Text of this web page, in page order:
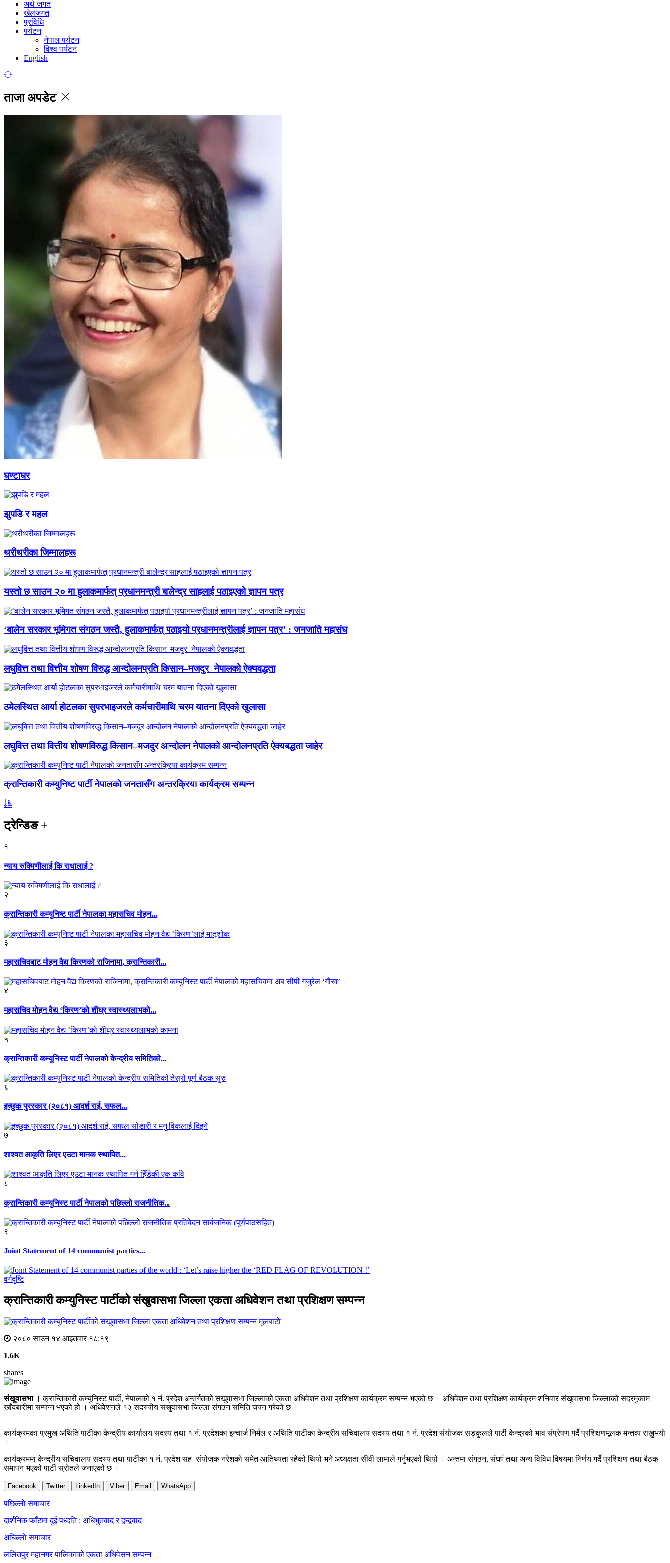
अर्थ जगत
खेलजगत
प्रविधि
पर्यटन
नेपाल पर्यटन
विश्व पर्यटन
English
ताजा अपडेट
घण्टाघर
झुपडि र महल
थरीथरीका जिम्मालहरू
यस्तो छ साउन २० मा हुलाकमार्फत् प्रधानमन्त्री बालेन्द्र साहलाई पठाइएको ज्ञापन पत्र
‘बालेन सरकार भूमिगत संगठन जस्तै, हुलाकमार्फत् पठाइयो प्रधानमन्त्रीलाई ज्ञापन पत्र’ : जनजाति महासंघ
लघुवित्त तथा वित्तीय शोषण विरुद्ध आन्दोलनप्रति किसान–मजदुर नेपालको ऐक्यवद्धता
ठमेलस्थित आर्या होटलका सुपरभाइजरले कर्मचारीमाथि चरम यातना दिएको खुलासा
लघुवित्त तथा वित्तीय शोषणविरुद्ध किसान–मजदुर आन्दोलन नेपालको आन्दोलनप्रति ऐक्यबद्धता जाहेर
क्रान्तिकारी कम्युनिष्ट पार्टी नेपालको जनतासँग अन्तरक्रिया कार्यक्रम सम्पन्न
ट्रेन्डिङ+
१
न्याय रुक्मिणीलाई कि राधालाई ?
२
क्रान्तिकारी कम्युनिष्ट पार्टी नेपालका महासचिव मोहन...
३
महासचिवबाट मोहन वैद्य किरणको राजिनामा, क्रान्तिकारी...
४
महासचिव मोहन वैद्य ‘किरण’को शीघ्र स्वास्थ्यलाभको...
५
क्रान्तिकारी कम्युनिस्ट पार्टी नेपालको केन्द्रीय समितिको...
६
इच्छुक पुरस्कार (२०८१) आदर्श राई, सफल...
७
शाश्वत आकृति लिएर एउटा मानक स्थापित...
८
क्रान्तिकारी कम्युनिस्ट पार्टी नेपालको पछिल्लो राजनीतिक...
९
Joint Statement of 14 communist parties...
वर्गदृष्टि
क्रान्तिकारी कम्युनिस्ट पार्टीको संखुवासभा जिल्ला एकता अधिवेशन तथा प्रशिक्षण सम्पन्न
मूलबाटाे
२०८० साउन १४ आइतवार १८:१९
1.6K
shares
संखुवासभा । क्रान्तिकारी कम्युनिस्ट पार्टी, नेपालको १ नं. प्रदेश अन्तर्गतको संखुवासभा जिल्लाको एकता अधिवेशन तथा प्रशिक्षण कार्यक्रम सम्पन्न भएको छ । अधिवेशन तथा प्रशिक्षण कार्यक्रम शनिवार संखुवासभा जिल्लाको सदरमुकाम
खाँदबारीमा सम्पन्न भएको हो । अधिवेशनले १३ सदस्यीय संखुवासभा जिल्ला संगठन समिति चयन गरेको छ ।
कार्यक्रमका प्रमुख अथिति पार्टीका केन्द्रीय कार्यालय सदस्य तथा १ नं. प्रदेशका इन्चार्ज निर्मल र अथिति पार्टीका केन्द्रीय सचिवालय सदस्य तथा १ नं. प्रदेश संयोजक सङ्कुलले पार्टी केन्द्रको भाव संप्रेषण गर्दै प्रशिक्षणमूलक मन्तव्य राख्नुभयो
।
कार्यक्रममा केन्द्रीय सचिवालय सदस्य तथा पार्टीका १ नं. प्रदेश सह–संयोजक नरेशको समेत आतिथ्यता रहेको थियो भने अध्यक्षता सीवी लामाले गर्नुभएको थियो । अन्तमा संगठन, संघर्ष तथा अन्य विविध विषयमा निर्णय गर्दै प्रशिक्षण तथा बैठक
समापन भएको पार्टी स्रोतले जनाएको छ ।
Facebook Twitter LinkedIn Viber Email WhatsApp
Post
navigation
पछिल्लाे समाचार
दार्शनिक फाँटमा दुई पध्दति : अधिभुतवाद र द्वन्द्ववाद
अघिल्लाे समाचार
ललितपुर महानगर पालिकाको एकता अधिवेसन सम्पन्न